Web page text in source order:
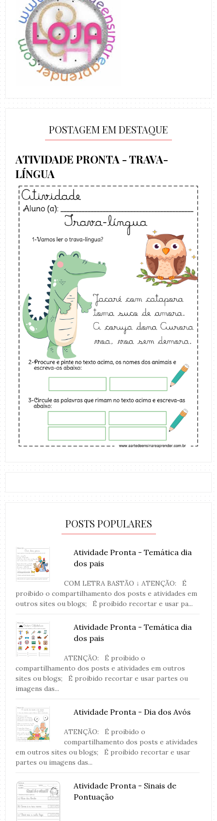
POSTAGEM EM DESTAQUE
ATIVIDADE PRONTA - TRAVA-
LÍNGUA
POSTS POPULARES
Atividade Pronta - Temática dia
dos pais
COM LETRA BASTÃO ↓ ATENÇÃO: É
proibido o compartilhamento dos posts e atividades em
outros sites ou blogs; É proibido recortar e usar pa...
Atividade Pronta - Temática dia
dos pais
ATENÇÃO: É proibido o
compartilhamento dos posts e atividades em outros
sites ou blogs; É proibido recortar e usar partes ou
imagens das...
Atividade Pronta - Dia dos Avós
ATENÇÃO: É proibido o
compartilhamento dos posts e atividades
em outros sites ou blogs; É proibido recortar e usar
partes ou imagens das...
Atividade Pronta - Sinais de
Pontuação